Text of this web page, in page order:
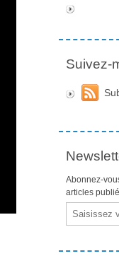
Suivez-
Abonnez-
articles
Email